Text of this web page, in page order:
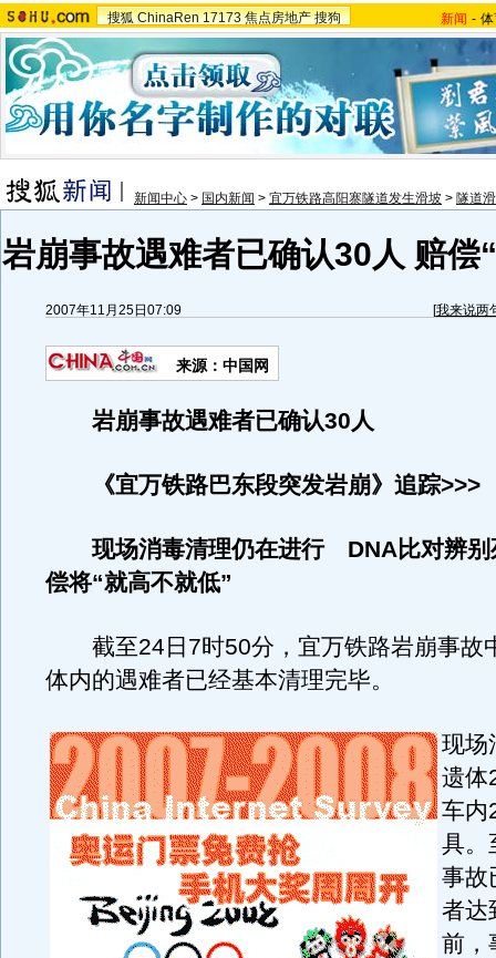
搜狐 ChinaRen 17173 焦点房地产 搜狗 新闻 -
新闻中心 > 国内新闻 > 宜万铁路高阳寨隧道发生滑坡 > 隧道
岩崩事故遇难者已确认30人 赔偿
2007年11月25日07:09 [我来说两
来源：中国网
岩崩事故遇难者已确认30人
《宜万铁路巴东段突发岩崩》追踪>>>
现场消毒清理仍在进行 DNA比对辨
偿将“就高不就低”
截至24日7时50分，宜万铁路岩崩事故
体内的遇难者已经基本清理完毕。
现场
遗体
车内
具。
事故
者达
前，